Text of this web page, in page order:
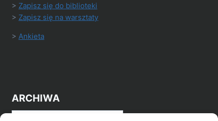
> Zapisz się do biblioteki
> Zapisz się na warsztaty
> Ankieta
ARCHIWA
Archiwa